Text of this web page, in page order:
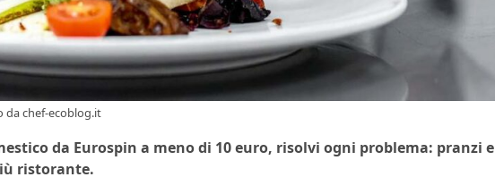
da chef-ecoblog.it
da Eurospin a meno di 10 euro, risolvi ogni problema: pranzi e
ristorante.